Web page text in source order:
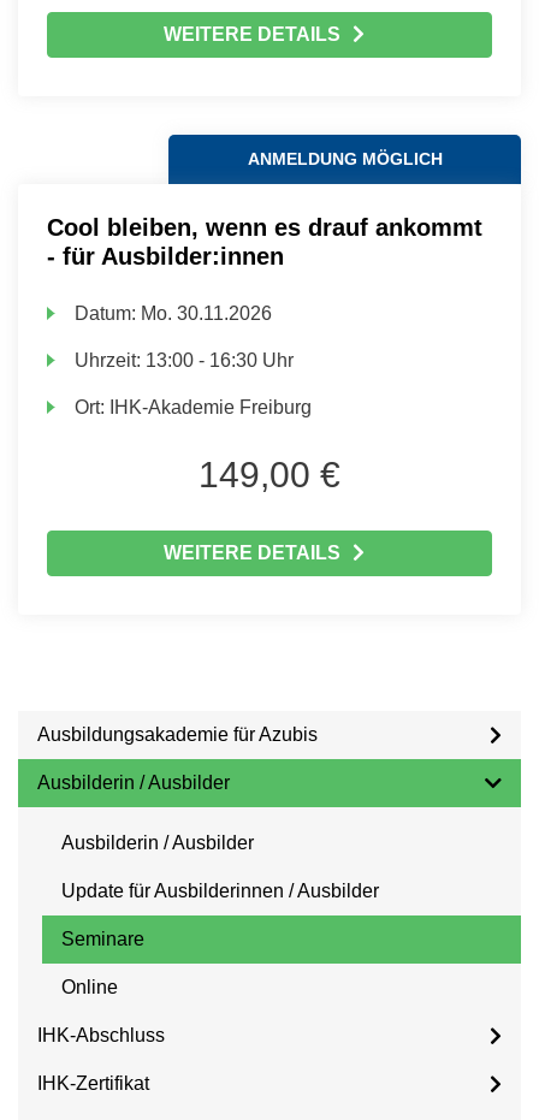
WEITERE DETAILS
ANMELDUNG MÖGLICH
Cool bleiben, wenn es drauf ankommt
- für Ausbilder:innen
Datum: Mo. 30.11.2026
Uhrzeit: 13:00 - 16:30 Uhr
Ort: IHK-Akademie Freiburg
149,00 €
WEITERE DETAILS
Ausbildungsakademie für Azubis
Ausbilderin / Ausbilder
Ausbilderin / Ausbilder
Update für Ausbilderinnen / Ausbilder
Seminare
Online
IHK-Abschluss
IHK-Zertifikat